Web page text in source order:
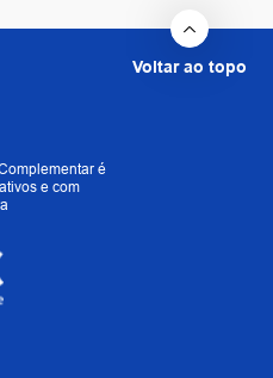
é
e com
Voltar ao topo